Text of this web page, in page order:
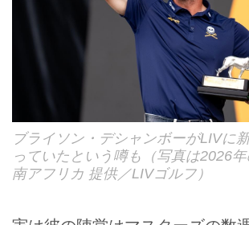
ブライソン・デシャンボーがLIVに
っていたという噂も（写真は2026年
南アフリカ 提供／LIVゴルフ）